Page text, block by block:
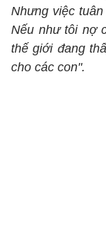
Nhưng việc
Nếu như tôi nợ
thế giới đang
cho các con".